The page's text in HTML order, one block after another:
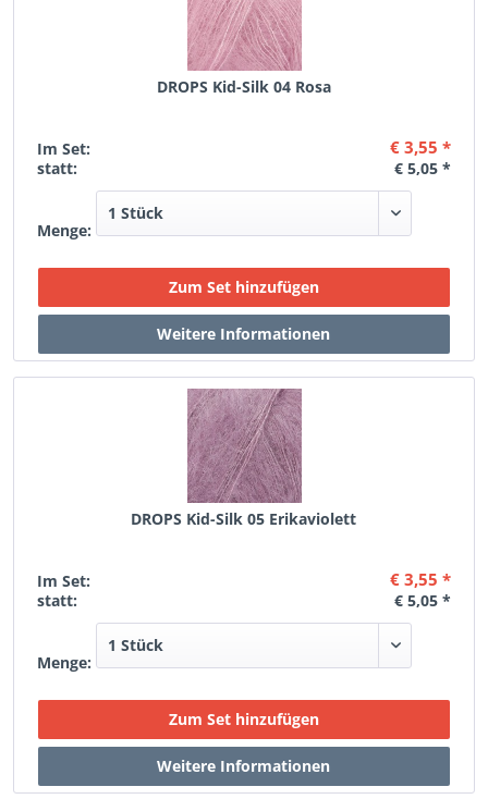
DROPS Kid-Silk 04 Rosa
Im Set: € 3,55 *
statt: € 5,05 *
Menge:
DROPS Kid-Silk 05 Erikaviolett
Im Set: € 3,55 *
statt: € 5,05 *
Menge: